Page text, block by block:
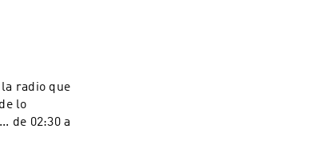
radio que
lo
de 02:30 a